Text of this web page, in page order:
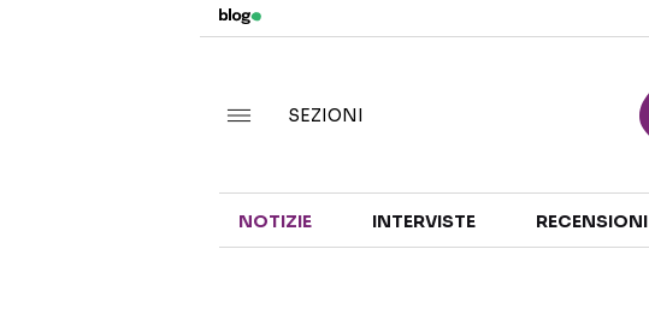
SEZIONI
NOTIZIE INTERVISTE RECENSIONI